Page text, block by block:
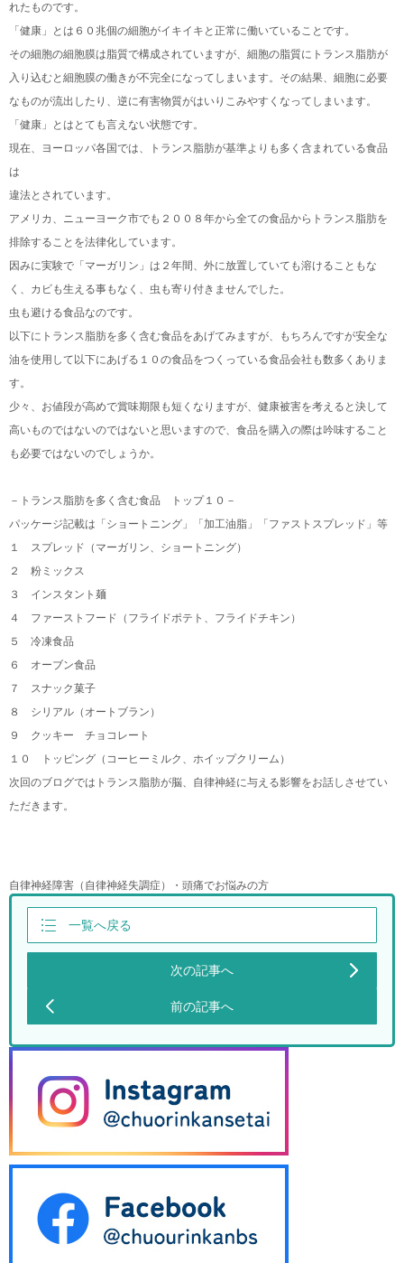
れたものです。
「健康」とは６０兆個の細胞がイキイキと正常に働いていることです。
その細胞の細胞膜は脂質で構成されていますが、細胞の脂質にトランス脂肪が
入り込むと細胞膜の働きが不完全になってしまいます。その結果、細胞に必要
なものが流出したり、逆に有害物質がはいりこみやすくなってしまいます。
「健康」とはとても言えない状態です。
現在、ヨーロッパ各国では、トランス脂肪が基準よりも多く含まれている食品
は
違法とされています。
アメリカ、ニューヨーク市でも２００８年から全ての食品からトランス脂肪を
排除することを法律化しています。
因みに実験で「マーガリン」は２年間、外に放置していても溶けることもな
く、カビも生える事もなく、虫も寄り付きませんでした。
虫も避ける食品なのです。
以下にトランス脂肪を多く含む食品をあげてみますが、もちろんですが安全な
油を使用して以下にあげる１０の食品をつくっている食品会社も数多くありま
す。
少々、お値段が高めで賞味期限も短くなりますが、健康被害を考えると決して
高いものではないのではないと思いますので、食品を購入の際は吟味すること
も必要ではないのでしょうか。
－トランス脂肪を多く含む食品 トップ１０－
パッケージ記載は「ショートニング」「加工油脂」「ファストスプレッド」等
１ スプレッド（マーガリン、ショートニング）
２ 粉ミックス
３ インスタント麺
４ ファーストフード（フライドポテト、フライドチキン）
５ 冷凍食品
６ オーブン食品
７ スナック菓子
８ シリアル（オートブラン）
９ クッキー チョコレート
１０ トッピング（コーヒーミルク、ホイップクリーム）
次回のブログではトランス脂肪が脳、自律神経に与える影響をお話しさせてい
ただきます。
自律神経障害（自律神経失調症）・頭痛でお悩みの方
一覧へ戻る
次の記事へ
前の記事へ